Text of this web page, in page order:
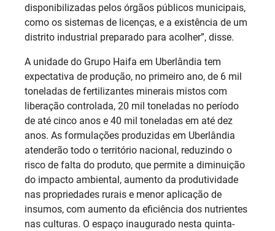
disponibilizadas pelos órgãos públicos municipais,
como os sistemas de licenças, e a existência de um
distrito industrial preparado para acolher”, disse.
A unidade do Grupo Haifa em Uberlândia tem
expectativa de produção, no primeiro ano, de 6 mil
toneladas de fertilizantes minerais mistos com
liberação controlada, 20 mil toneladas no período
de até cinco anos e 40 mil toneladas em até dez
anos. As formulações produzidas em Uberlândia
atenderão todo o território nacional, reduzindo o
risco de falta do produto, que permite a diminuição
do impacto ambiental, aumento da produtividade
nas propriedades rurais e menor aplicação de
insumos, com aumento da eficiência dos nutrientes
nas culturas. O espaço inaugurado nesta quinta-